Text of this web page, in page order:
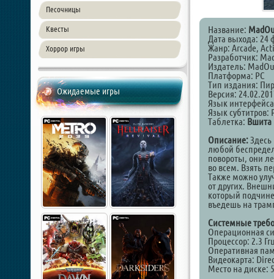
Песочницы
Квесты
Хоррор игры
Ожидаемые игры
Название:
Дата выхода: 24
Жанр: Arcade,
Разработчик:
Издатель:
Платформа: PC
Тип издания:
Версия:
Язык
Язык субтитров:
Таблетка: Вшита
Описание:
любой
повороты, они
во всем. Взять
Также можно
от других.
который
въедешь на
Системные
Операционная
Процессор: 2.3
Оперативная
Видеокарта:
Место на диске: